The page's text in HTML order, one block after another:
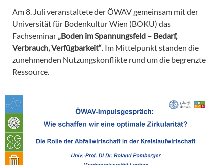
Am 8. Juli veranstaltete der ÖWAV gemeinsam mit der
Universität für Bodenkultur Wien (BOKU) das
Fachseminar „Boden im Spannungsfeld – Bedarf,
Verbrauch, Verfügbarkeit“ . Im Mittelpunkt standen die
zunehmenden Nutzungskonflikte rund um die begrenzte
Ressource.